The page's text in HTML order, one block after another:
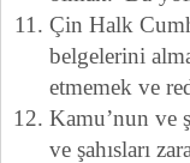
Çin Halk
belgelerini
etmemek ve
Kamu’nun ve
ve şahısları